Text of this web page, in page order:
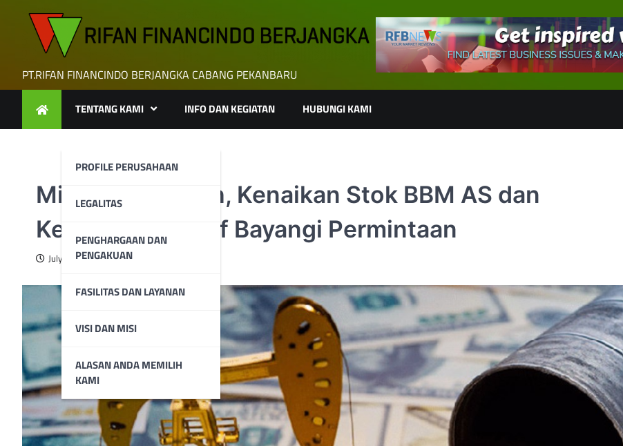
PT.RIFAN FINANCINDO BERJANGKA CABANG PEKANBARU
TENTANG KAMI
PROFILE PERUSAHAAN
LEGALITAS
PENGHARGAAN DAN
PENGAKUAN
FASILITAS DAN LAYANAN
VISI DAN MISI
ALASAN ANDA MEMILIH
KAMI
INFO DAN KEGIATAN HUBUNGI KAMI
Minyak Melemah, Kenaikan Stok BBM AS dan
Ketegangan Tarif Bayangi Permintaan
July 17, 2025